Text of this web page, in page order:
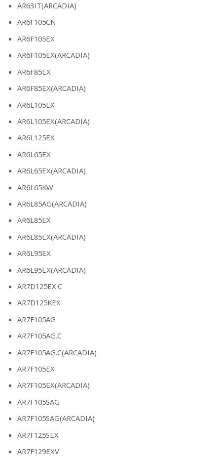
AR63IT(ARCADIA)
AR6F105CN
AR6F105EX
AR6F105EX(ARCADIA)
AR6F85EX
AR6F85EX(ARCADIA)
AR6L105EX
AR6L105EX(ARCADIA)
AR6L125EX
AR6L65EX
AR6L65EX(ARCADIA)
AR6L65KW
AR6L85AG(ARCADIA)
AR6L85EX
AR6L85EX(ARCADIA)
AR6L95EX
AR6L95EX(ARCADIA)
AR7D125EX.C
AR7D125KEX
AR7F105AG
AR7F105AG.C
AR7F105AG.C(ARCADIA)
AR7F105EX
AR7F105EX(ARCADIA)
AR7F105SAG
AR7F105SAG(ARCADIA)
AR7F125SEX
AR7F129EXV